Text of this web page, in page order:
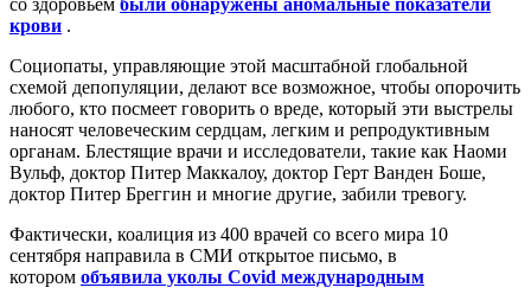
крови .
Социопаты, управляющие этой масштабной глобальной
схемой депопуляции, делают все возможное, чтобы опорочить
любого, кто посмеет говорить о вреде, который эти выстрелы
наносят человеческим сердцам, легким и репродуктивным
органам. Блестящие врачи и исследователи, такие как Наоми
Вульф, доктор Питер Маккалоу, доктор Герт Ванден Боше,
доктор Питер Бреггин и многие другие, забили тревогу.
Фактически, коалиция из 400 врачей со всего мира 10
сентября направила в СМИ открытое письмо, в
котором объявила уколы Covid международным